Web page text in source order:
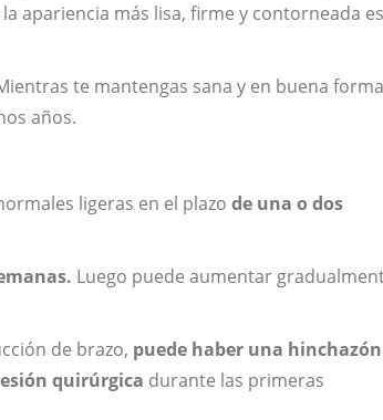
apariencia más lisa, firme y contorneada es
te mantengas sana y en buena
años.
ligeras en el plazo de una o dos
Luego puede aumentar
de brazo, puede haber una hinchazón
quirúrgica durante las primeras